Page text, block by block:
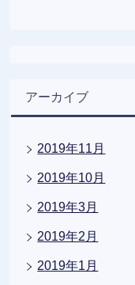
アーカイブ
2019年11月
2019年10月
2019年3月
2019年2月
2019年1月